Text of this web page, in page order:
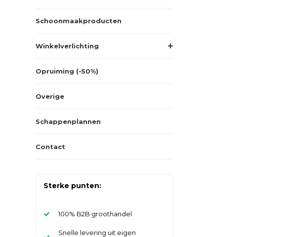
Schoonmaakproducten
Winkelverlichting
Opruiming (-50%)
Overige
Schappenplannen
Contact
Sterke punten:
100% B2B groothandel
Snelle levering uit eigen